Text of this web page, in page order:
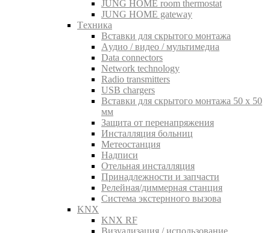
JUNG HOME room thermostat
JUNG HOME gateway
Tехника
Вставки для скрытого монтажа
Aудио / видео / мультимедиа
Data connectors
Network technology
Radio transmitters
USB chargers
Вставки для скрытого монтажа 50 x 50
мм
Защита от перенапряжения
Инсталляция больниц
Метеостанция
Надписи
Отельная инсталляция
Принадлежности и запчасти
Релейная/диммерная станция
Система экстернного вызова
KNX
KNX RF
Визуализация / использование